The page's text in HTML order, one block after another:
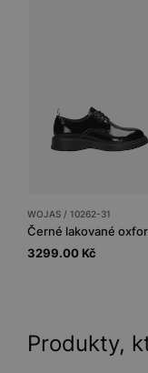
WOJAS / 10262-31
3299.00 Kč
Produkty,